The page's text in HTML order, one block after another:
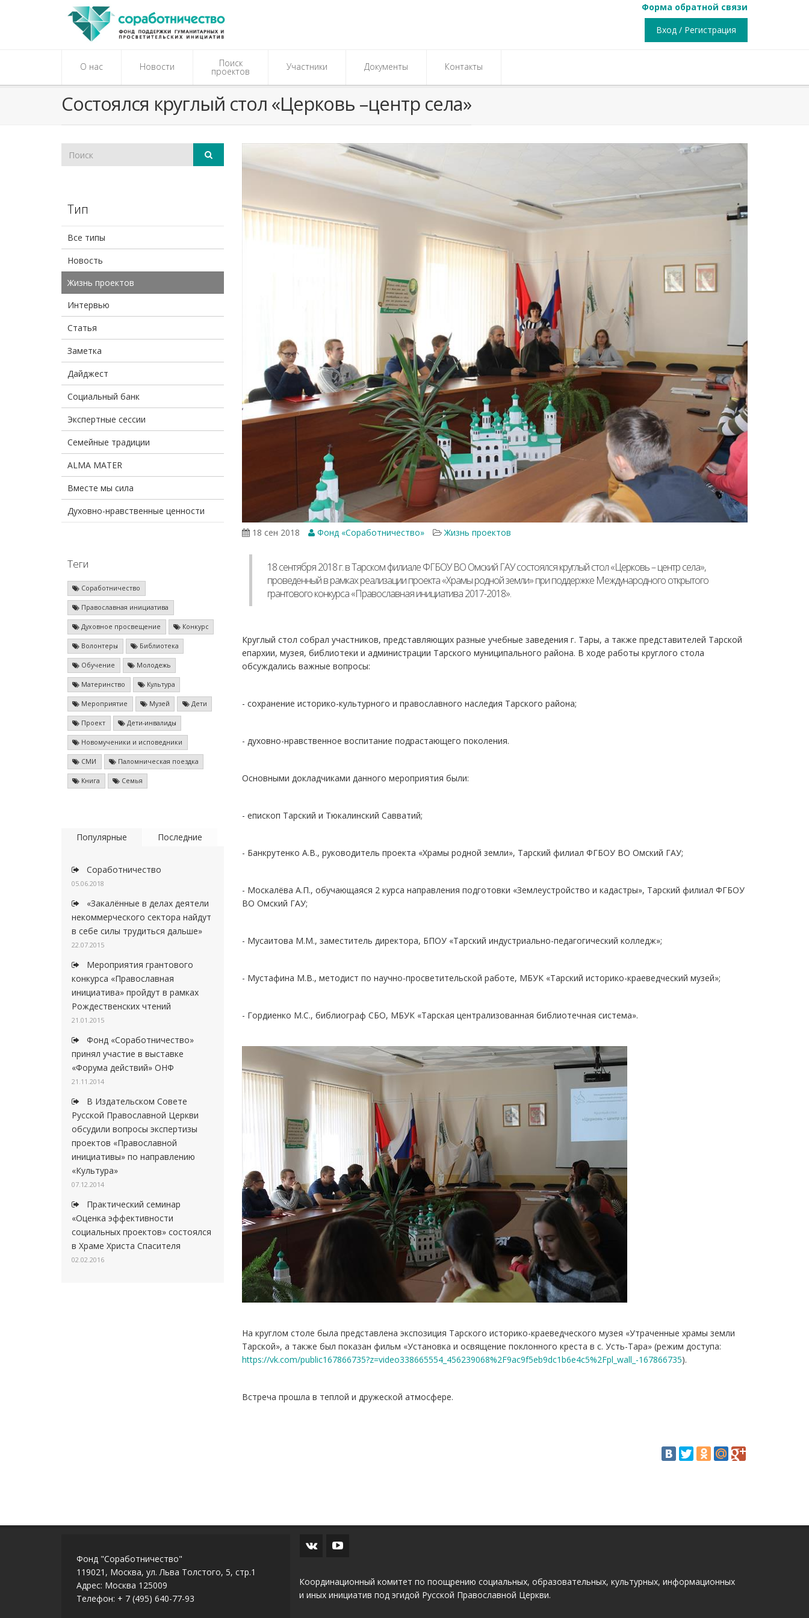
Форма обратной связи
Вход / Регистрация
О нас Новости Поиск
проектов Участники Документы Контакты
Состоялся круглый стол «Церковь –центр села»
Тип
Все типы
Новость
Жизнь проектов
Интервью
Статья
Заметка
Дайджест
Социальный банк
Экспертные сессии
Семейные традиции
ALMA MATER
Вместе мы сила
Духовно-нравственные ценности
Теги
Соработничество
Православная инициатива
Духовное просвещение Конкурс
Волонтеры Библиотека
Обучение Молодежь
Материнство Культура
Мероприятие Музей Дети
Проект Дети-инвалиды
Новомученики и исповедники
СМИ Паломническая поездка
Книга Семья
Популярные Последние
Соработничество
05.06.2018
«Закалённые в делах деятели
некоммерческого сектора найдут
в себе силы трудиться дальше»
22.07.2015
Мероприятия грантового
конкурса «Православная
инициатива» пройдут в рамках
Рождественских чтений
21.01.2015
Фонд «Соработничество»
принял участие в выставке
«Форума действий» ОНФ
21.11.2014
В Издательском Совете
Русской Православной Церкви
обсудили вопросы экспертизы
проектов «Православной
инициативы» по направлению
«Культура»
07.12.2014
Практический семинар
«Оценка эффективности
социальных проектов» состоялся
в Храме Христа Спасителя
02.02.2016
18 сен 2018 Фонд «Соработничество» Жизнь проектов
18 сентября 2018 г. в Тарском филиале ФГБОУ ВО Омский ГАУ состоялся круглый стол «Церковь – центр села»,
проведенный в рамках реализации проекта «Храмы родной земли» при поддержке Международного открытого
грантового конкурса «Православная инициатива 2017-2018».
Круглый стол собрал участников, представляющих разные учебные заведения г. Тары, а также представителей Тарской
епархии, музея, библиотеки и администрации Тарского муниципального района. В ходе работы круглого стола
обсуждались важные вопросы:
- сохранение историко-культурного и православного наследия Тарского района;
- духовно-нравственное воспитание подрастающего поколения.
Основными докладчиками данного мероприятия были:
- епископ Тарский и Тюкалинский Савватий;
- Банкрутенко А.В., руководитель проекта «Храмы родной земли», Тарский филиал ФГБОУ ВО Омский ГАУ;
- Москалёва А.П., обучающаяся 2 курса направления подготовки «Землеустройство и кадастры», Тарский филиал ФГБОУ
ВО Омский ГАУ;
- Мусаитова М.М., заместитель директора, БПОУ «Тарский индустриально-педагогический колледж»;
- Мустафина М.В., методист по научно-просветительской работе, МБУК «Тарский историко-краеведческий музей»;
- Гордиенко М.С., библиограф СБО, МБУК «Тарская централизованная библиотечная система».
На круглом столе была представлена экспозиция Тарского историко-краеведческого музея «Утраченные храмы земли
Тарской», а также был показан фильм «Установка и освящение поклонного креста в с. Усть-Тара» (режим доступа:
https://vk.com/public167866735?z=video338665554_456239068%2F9ac9f5eb9dc1b6e4c5%2Fpl_wall_-167866735).
Встреча прошла в теплой и дружеской атмосфере.
Фонд "Соработничество"
119021, Москва, ул. Льва Толстого, 5, стр.1
Адрес: Москва 125009
Телефон: + 7 (495) 640-77-93
Координационный комитет по поощрению социальных, образовательных, культурных, информационных
и иных инициатив под эгидой Русской Православной Церкви.